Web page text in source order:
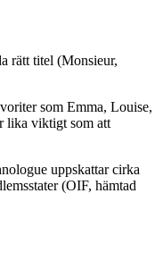
rätt titel (Monsieur,
som Emma, Louise,
lika viktigt som att
uppskattar cirka
(OIF, hämtad